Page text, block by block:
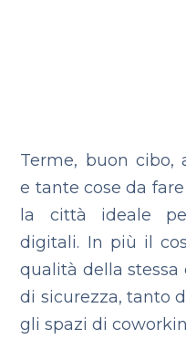
Terme, buon cibo,
e tante cose da
la città ideale
digitali. In più il
qualità della stessa
di sicurezza, tanto
gli spazi di